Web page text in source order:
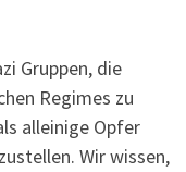
Gruppen, die
Regimes zu
alleinige Opfer
Wir wissen,